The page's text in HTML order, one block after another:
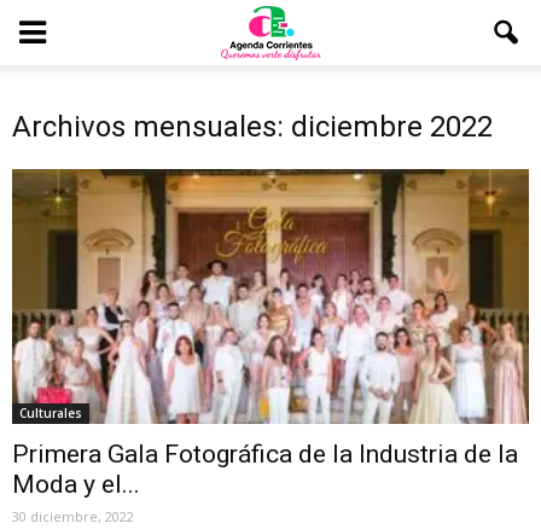
Archivos mensuales: diciembre 2022
Culturales
Primera Gala Fotográfica de la Industria de la
Moda y el...
30 diciembre, 2022